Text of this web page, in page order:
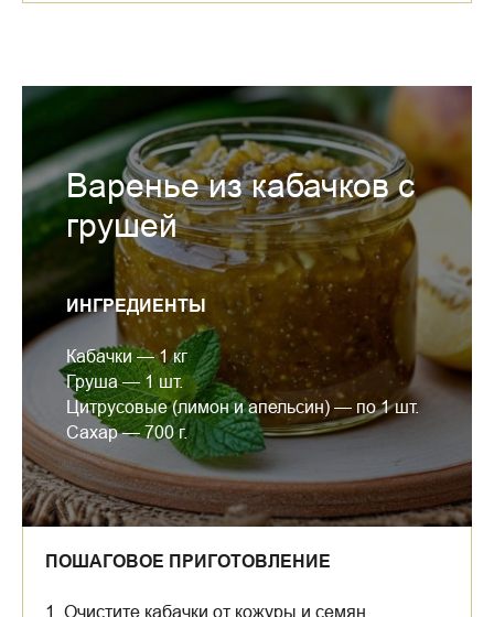
Варенье из кабачков с
грушей
ИНГРЕДИЕНТЫ
Кабачки — 1 кг
Груша — 1 шт.
Цитрусовые (лимон и апельсин) — по 1 шт.
Сахар — 700 г.
ПОШАГОВОЕ ПРИГОТОВЛЕНИЕ
1. Очистите кабачки от кожуры и семян,